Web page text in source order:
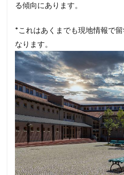
る傾向にあります。
*これはあくまでも現地情報で
なります。